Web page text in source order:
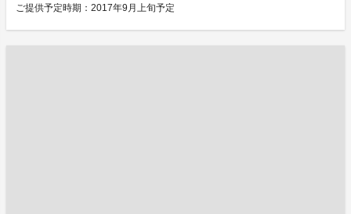
ご提供予定時期：2017年9月上旬予定